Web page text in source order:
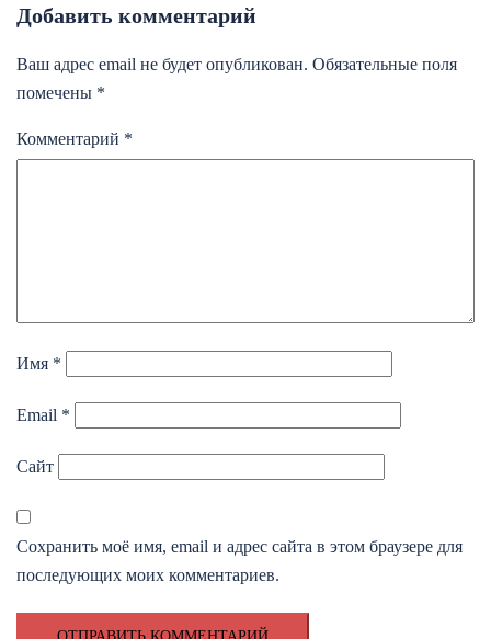
Добавить комментарий
Ваш адрес email не будет опубликован. Обязательные поля
помечены *
Комментарий *
Имя *
Email *
Сайт
Сохранить моё имя, email и адрес сайта в этом браузере для
последующих моих комментариев.